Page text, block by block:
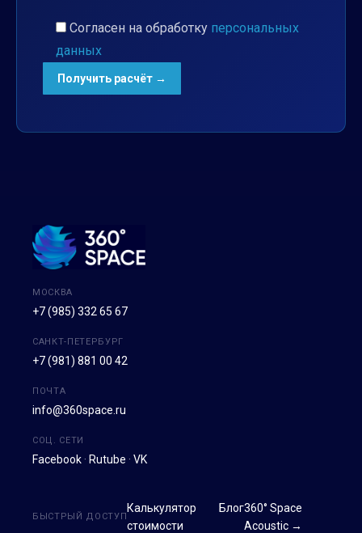
Согласен на обработку персональных
данных
МОСКВА
+7 (985) 332 65 67
САНКТ-ПЕТЕРБУРГ
+7 (981) 881 00 42
ПОЧТА
info@360space.ru
СОЦ. СЕТИ
Facebook · Rutube · VK
БЫСТРЫЙ ДОСТУП
Калькулятор
стоимости
Блог360° Space
Acoustic →